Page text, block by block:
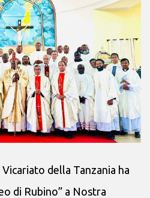
della Tanzania ha
di Rubino” a Nostra